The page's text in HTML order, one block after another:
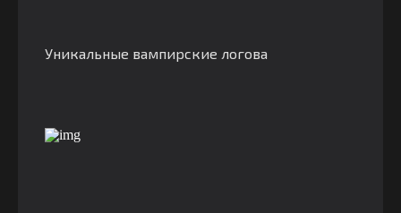
Уникальные вампирские логова